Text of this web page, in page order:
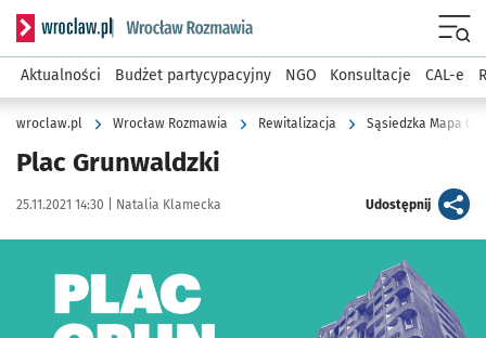
Serwis informacyjny wroclaw.pl podserwis: Rozmawia
Aktualności Budżet partycypacyjny NGO Konsultacje CAL-e
wroclaw.pl Wrocław Rozmawia Rewitalizacja Sąsiedzka Mapa
Plac Grunwaldzki
Data publikacji:
25.11.2021 14:30 | Autor:
Natalia Klamecka Udostępnijartykuł